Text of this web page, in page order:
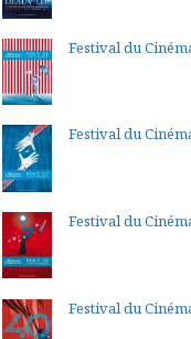
Festival du
Festival du
Festival du
Festival du